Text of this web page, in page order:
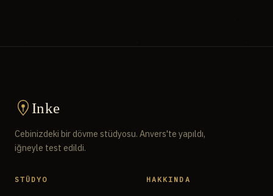
Inke
Cebinizdeki bir dövme stüdyosu. Anvers'te yapıldı,
iğneyle test edildi.
STÜDYO HAKKINDA